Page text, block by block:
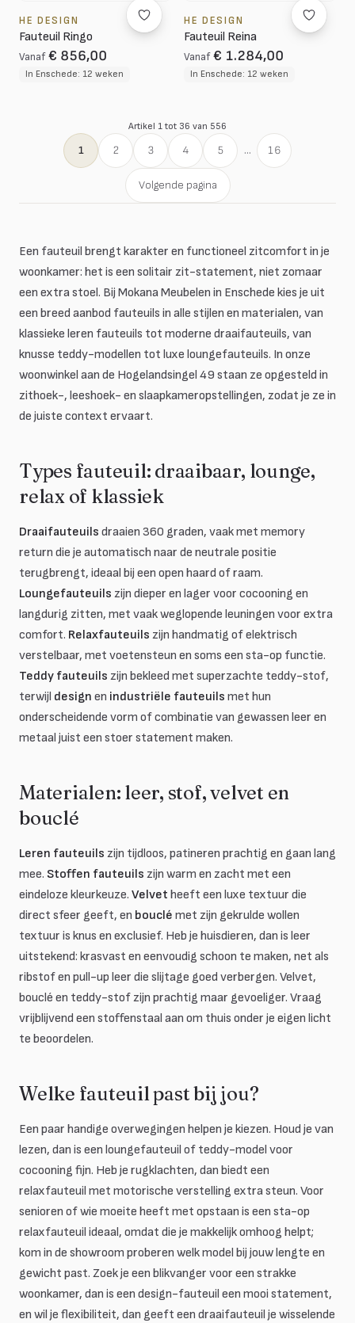
HE DESIGN
Fauteuil Ringo
Vanaf € 856,00
In Enschede: 12 weken
HE DESIGN
Fauteuil Reina
Vanaf € 1.284,00
In Enschede: 12 weken
Artikel 1 tot 36 van 556
1 2 3 4 5 ... 16
Volgende pagina
Een fauteuil brengt karakter en functioneel zitcomfort in je
woonkamer: het is een solitair zit-statement, niet zomaar
een extra stoel. Bij Mokana Meubelen in Enschede kies je uit
een breed aanbod fauteuils in alle stijlen en materialen, van
klassieke leren fauteuils tot moderne draaifauteuils, van
knusse teddy-modellen tot luxe loungefauteuils. In onze
woonwinkel aan de Hogelandsingel 49 staan ze opgesteld in
zithoek-, leeshoek- en slaapkameropstellingen, zodat je ze in
de juiste context ervaart.
Types fauteuil: draaibaar, lounge,
relax of klassiek
Draaifauteuils draaien 360 graden, vaak met memory
return die je automatisch naar de neutrale positie
terugbrengt, ideaal bij een open haard of raam.
Loungefauteuils zijn dieper en lager voor cocooning en
langdurig zitten, met vaak weglopende leuningen voor extra
comfort. Relaxfauteuils zijn handmatig of elektrisch
verstelbaar, met voetensteun en soms een sta-op functie.
Teddy fauteuils zijn bekleed met superzachte teddy-stof,
terwijl design en industriële fauteuils met hun
onderscheidende vorm of combinatie van gewassen leer en
metaal juist een stoer statement maken.
Materialen: leer, stof, velvet en
bouclé
Leren fauteuils zijn tijdloos, patineren prachtig en gaan lang
mee. Stoffen fauteuils zijn warm en zacht met een
eindeloze kleurkeuze. Velvet heeft een luxe textuur die
direct sfeer geeft, en bouclé met zijn gekrulde wollen
textuur is knus en exclusief. Heb je huisdieren, dan is leer
uitstekend: krasvast en eenvoudig schoon te maken, net als
ribstof en pull-up leer die slijtage goed verbergen. Velvet,
bouclé en teddy-stof zijn prachtig maar gevoeliger. Vraag
vrijblijvend een stoffenstaal aan om thuis onder je eigen licht
te beoordelen.
Welke fauteuil past bij jou?
Een paar handige overwegingen helpen je kiezen. Houd je van
lezen, dan is een loungefauteuil of teddy-model voor
cocooning fijn. Heb je rugklachten, dan biedt een
relaxfauteuil met motorische verstelling extra steun. Voor
senioren of wie moeite heeft met opstaan is een sta-op
relaxfauteuil ideaal, omdat die je makkelijk omhoog helpt;
kom in de showroom proberen welk model bij jouw lengte en
gewicht past. Zoek je een blikvanger voor een strakke
woonkamer, dan is een design-fauteuil een mooi statement,
en wil je flexibiliteit, dan geeft een draaifauteuil je wisselende